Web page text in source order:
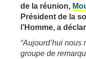
de la réunion,
Président de la
l’Homme, a
“Aujourd’hui
groupe de